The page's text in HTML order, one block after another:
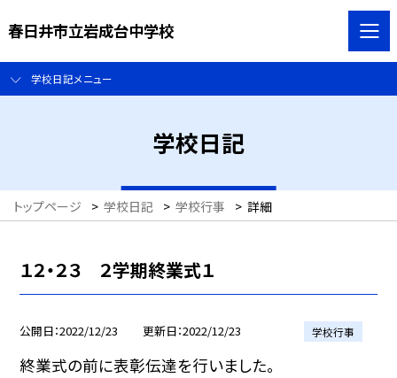
春日井市立岩成台中学校
学校日記メニュー
学校日記
トップページ > 学校日記 > 学校行事 > 詳細
１２・２３ ２学期終業式１
公開日 2022/12/23 更新日 2022/12/23 学校行事
終業式の前に表彰伝達を行いました。